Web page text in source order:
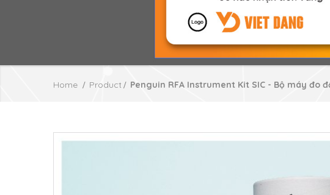
Home Product Penguin RFA Instrument Kit SIC - Bộ máy đo